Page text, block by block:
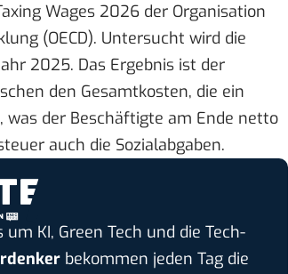
Wages 2026 der Organisation
(OECD). Untersucht wird die
2025. Das Ergebnis ist der
den Gesamtkosten, die ein
der Beschäftigte am Ende netto
auch die Sozialabgaben.
KI, Green Tech und die Tech-
bekommen jeden Tag die